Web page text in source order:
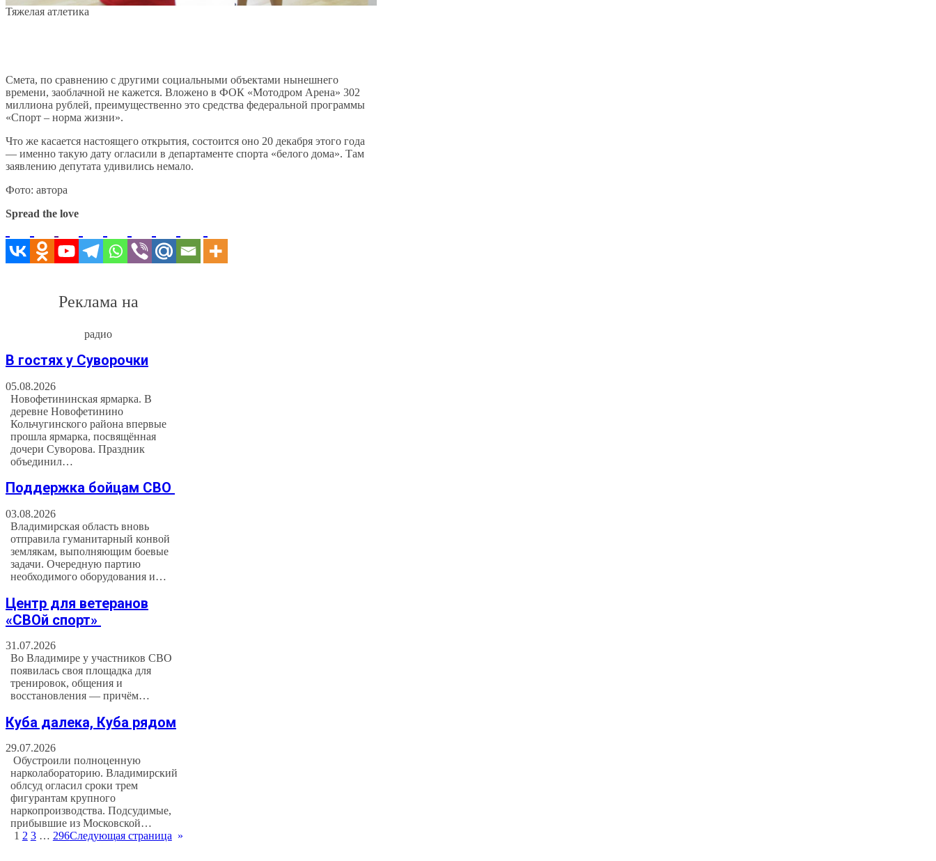
Тяжелая атлетика
Смета, по сравнению с другими социальными объектами нынешнего
времени, заоблачной не кажется. Вложено в ФОК «Мотодром Арена» 302
миллиона рублей, преимущественно это средства федеральной программы
«Спорт – норма жизни».
Что же касается настоящего открытия, состоится оно 20 декабря этого года
— именно такую дату огласили в департаменте спорта «белого дома». Там
заявлению депутата удивились немало.
Фото: автора
Spread the love
Реклама на
радио
В гостях у Суворочки
05.08.2026
Новофетининская ярмарка. В
деревне Новофетинино
Кольчугинского района впервые
прошла ярмарка, посвящённая
дочери Суворова. Праздник
объединил…
Поддержка бойцам СВО
03.08.2026
Владимирская область вновь
отправила гуманитарный конвой
землякам, выполняющим боевые
задачи. Очередную партию
необходимого оборудования и…
Центр для ветеранов
«СВОй спорт»
31.07.2026
Во Владимире у участников СВО
появилась своя площадка для
тренировок, общения и
восстановления — причём…
Куба далека, Куба рядом
29.07.2026
Обустроили полноценную
нарколабораторию. Владимирский
облсуд огласил сроки трем
фигурантам крупного
наркопроизводства. Подсудимые,
прибывшие из Московской…
1 2 3 … 296Следующая страница »